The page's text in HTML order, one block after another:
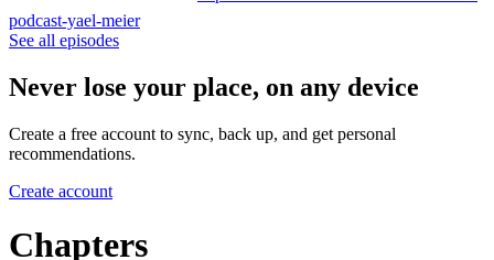
podcast-yael-meier
See all episodes
Never lose your place, on any device
Create a free account to sync, back up, and get personal
recommendations.
Create account
Chapters